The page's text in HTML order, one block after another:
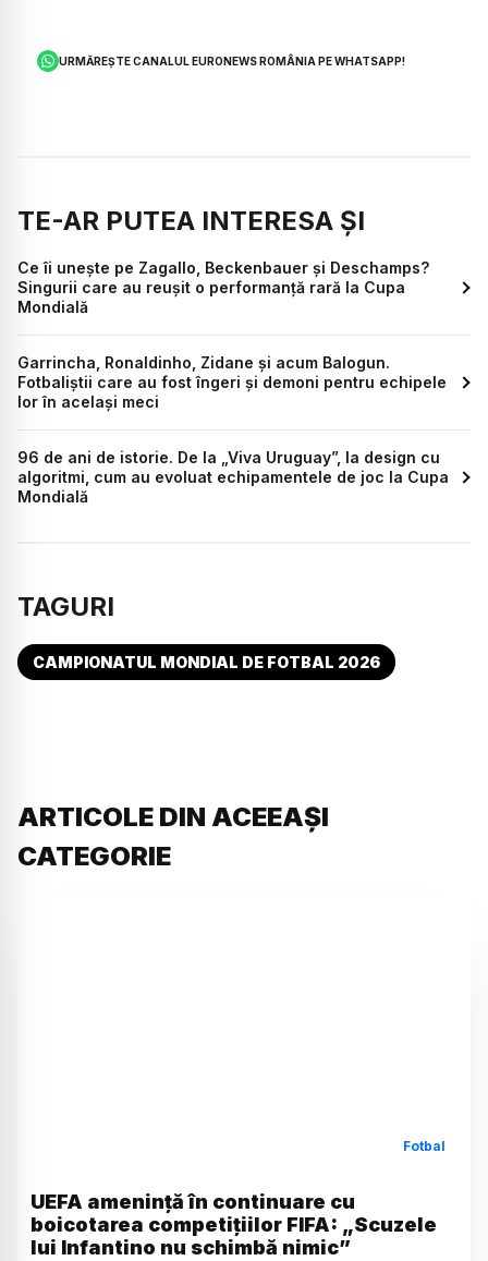
URMĂREȘTE CANALUL EURONEWS ROMÂNIA PE WHATSAPP!
TE-AR PUTEA INTERESA ȘI
Ce îi unește pe Zagallo, Beckenbauer și Deschamps?
Singurii care au reușit o performanță rară la Cupa
Mondială
Garrincha, Ronaldinho, Zidane și acum Balogun.
Fotbaliștii care au fost îngeri și demoni pentru echipele
lor în același meci
96 de ani de istorie. De la „Viva Uruguay”, la design cu
algoritmi, cum au evoluat echipamentele de joc la Cupa
Mondială
TAGURI
CAMPIONATUL MONDIAL DE FOTBAL 2026
ARTICOLE DIN ACEEAȘI
CATEGORIE
Fotbal
UEFA amenință în continuare cu
boicotarea competițiilor FIFA: „Scuzele
lui Infantino nu schimbă nimic”